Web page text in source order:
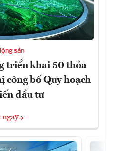
sản
triển khai 50 thỏa
công bố Quy hoạch
đầu tư
ngay